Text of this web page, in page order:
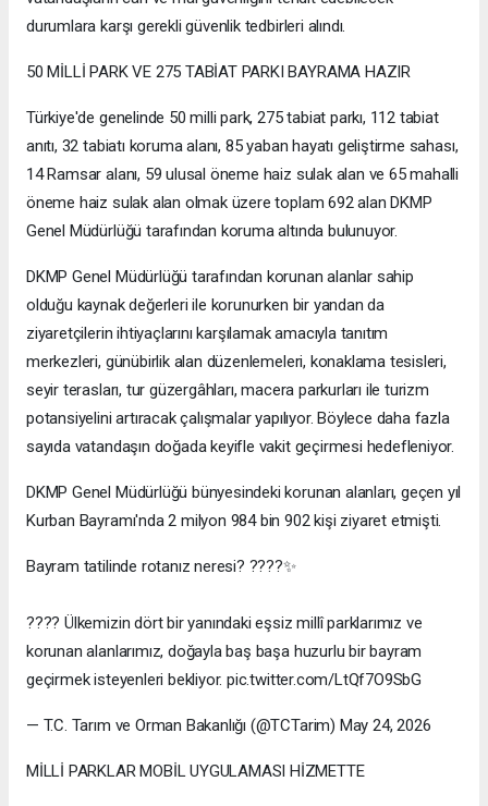
durumlara karşı gerekli güvenlik tedbirleri alındı.
50 MİLLİ PARK VE 275 TABİAT PARKI BAYRAMA HAZIR
Türkiye'de genelinde 50 milli park, 275 tabiat parkı, 112 tabiat
anıtı, 32 tabiatı koruma alanı, 85 yaban hayatı geliştirme sahası,
14 Ramsar alanı, 59 ulusal öneme haiz sulak alan ve 65 mahalli
öneme haiz sulak alan olmak üzere toplam 692 alan DKMP
Genel Müdürlüğü tarafından koruma altında bulunuyor.
DKMP Genel Müdürlüğü tarafından korunan alanlar sahip
olduğu kaynak değerleri ile korunurken bir yandan da
ziyaretçilerin ihtiyaçlarını karşılamak amacıyla tanıtım
merkezleri, günübirlik alan düzenlemeleri, konaklama tesisleri,
seyir terasları, tur güzergâhları, macera parkurları ile turizm
potansiyelini artıracak çalışmalar yapılıyor. Böylece daha fazla
sayıda vatandaşın doğada keyifle vakit geçirmesi hedefleniyor.
DKMP Genel Müdürlüğü bünyesindeki korunan alanları, geçen yıl
Kurban Bayramı'nda 2 milyon 984 bin 902 kişi ziyaret etmişti.
Bayram tatilinde rotanız neresi? ????️✨
???? Ülkemizin dört bir yanındaki eşsiz millî parklarımız ve
korunan alanlarımız, doğayla baş başa huzurlu bir bayram
geçirmek isteyenleri bekliyor. pic.twitter.com/LtQf7O9SbG
— T.C. Tarım ve Orman Bakanlığı (@TCTarim) May 24, 2026
MİLLİ PARKLAR MOBİL UYGULAMASI HİZMETTE